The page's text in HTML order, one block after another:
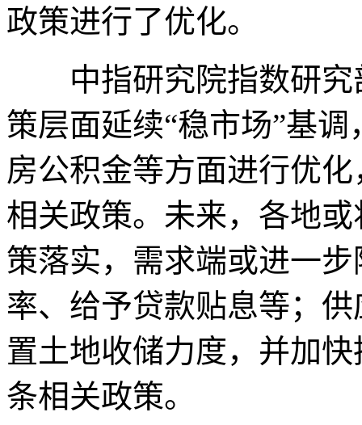
政策进行了优化。
中指研究院指数研究
策层面延续“稳市场”基
房公积金等方面进行优
相关政策。未来，各地
策落实，需求端或进一
率、给予贷款贴息等；
置土地收储力度，并加
条相关政策。